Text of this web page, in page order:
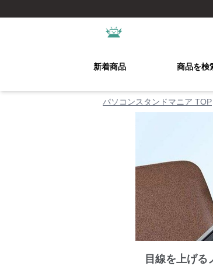
新着商品 商品を検
パソコンスタンドマニア TOP
目線を上げる